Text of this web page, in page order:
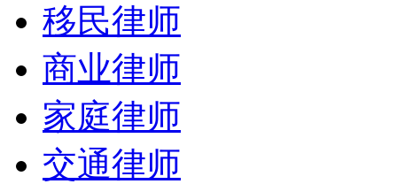
移民律师
商业律师
家庭律师
交通律师